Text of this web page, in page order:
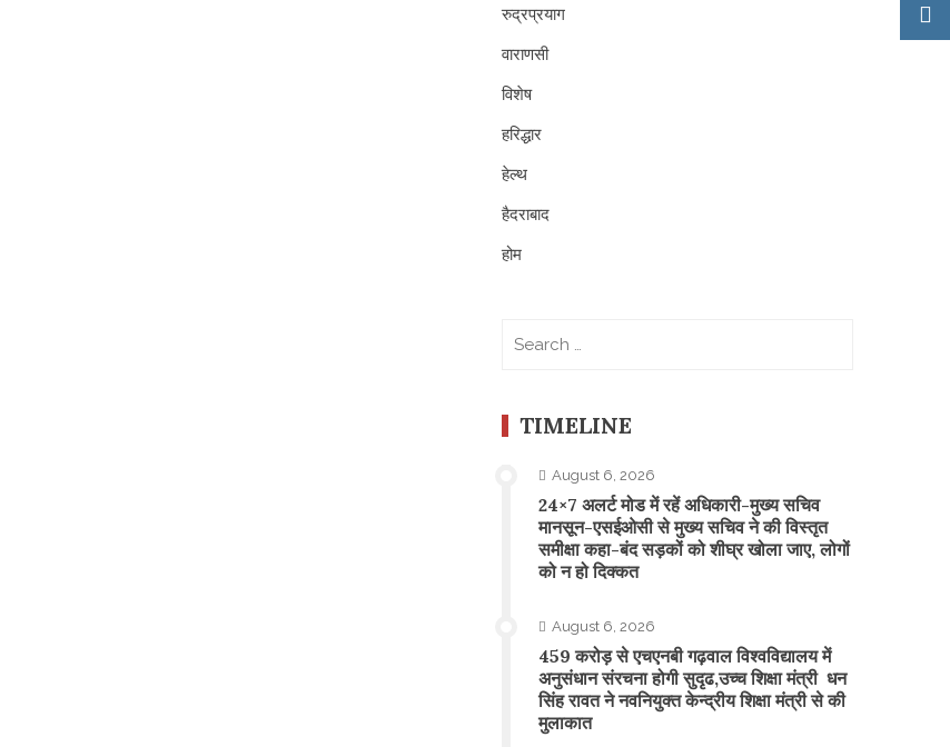
रुद्रप्रयाग
वाराणसी
विशेष
हरिद्धार
हेल्थ
हैदराबाद
होम
TIMELINE
August 6, 2026
24×7 अलर्ट मोड में रहें अधिकारी-मुख्य सचिव
मानसून-एसईओसी से मुख्य सचिव ने की विस्तृत
समीक्षा कहा-बंद सड़कों को शीघ्र खोला जाए, लोगों
को न हो दिक्कत
August 6, 2026
459 करोड़ से एचएनबी गढ़वाल विश्वविद्यालय में
अनुसंधान संरचना होगी सुदृढ,उच्च शिक्षा मंत्री धन
सिंह रावत ने नवनियुक्त केन्द्रीय शिक्षा मंत्री से की
मुलाकात